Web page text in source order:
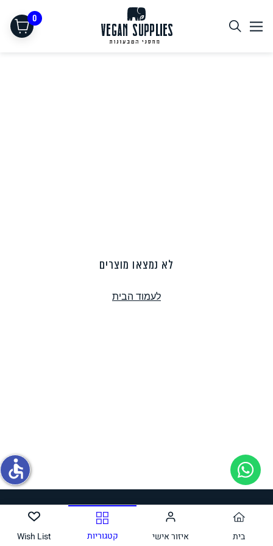
0
תחליפי ביצה
לא נמצאו מוצרים
לעמוד הבית
גבינות טבעוניות
בית איזור אישי קטגוריות Wish List
accessible